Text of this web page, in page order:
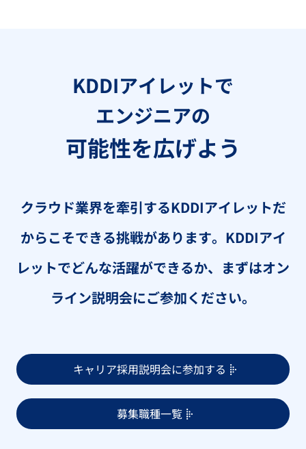
KDDIアイレットで
エンジニアの
可能性を広げよう
クラウド業界を牽引するKDDIアイレットだ
からこそできる挑戦があります。 KDDIアイ
レットでどんな活躍ができるか、まずはオン
ライン説明会にご参加ください。
キャリア採用説明会に参加する
募集職種一覧